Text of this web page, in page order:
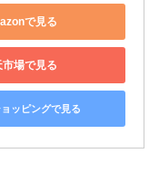
で見る
市場で見る
ッピングで見る